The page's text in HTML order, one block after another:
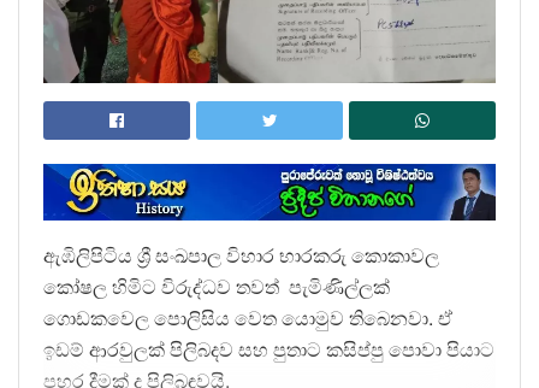
ඇඹිලිපිටිය ශ්‍රී සංඛපාල විහාර භාරකරු කොකාවල
කෝෂල හිමිට විරුද්ධව තවත් පැමිණිල්ලක්
ගොඩකවෙල පොලිසිය වෙත යොමුව තිබෙනවා. ඒ
ඉඩම් ආරවුලක් පිලිබදව සහ පුතාට කසිප්පු පොවා පියාට
පහර දීමක් ද පිලිබඳවයි.